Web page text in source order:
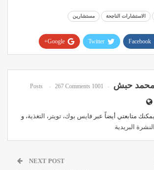
الاستشارات الناجحة مستشارين
Facebook
Twitter
Google+
محمد حبش 1001 Posts
267 Comments
يمكنك متابعتي أيضاً عبر فايس بوك، تويتر ، التغذية، و
النشرة البريدية
NEXT POST